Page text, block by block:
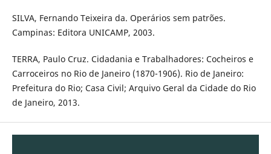
SILVA, Fernando Teixeira da. Operários sem patrões.
Campinas: Editora UNICAMP, 2003.
TERRA, Paulo Cruz. Cidadania e Trabalhadores: Cocheiros e
Carroceiros no Rio de Janeiro (1870-1906). Rio de Janeiro:
Prefeitura do Rio; Casa Civil; Arquivo Geral da Cidade do Rio
de Janeiro, 2013.